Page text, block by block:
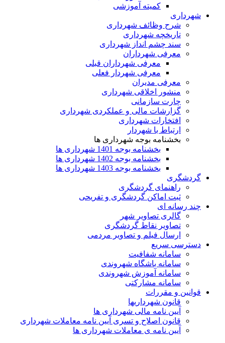
کمیته آموزشی
شهرداری
شرح وظائف شهرداری
تاریخچه شهرداری
سند چشم انداز شهرداری
معرفی شهرداران
معرفی شهرداران قبلی
معرفی شهردار فعلی
معرفی مدیران
منشور اخلاقی شهرداری
چارت سازمانی
گزارشات مالی و عملکردی شهرداری
افتخارات شهرداری
ارتباط با شهردار
بخشنامه بوجه شهرداری ها
بخشنامه بوجه 1401 شهرداری ها
بخشنامه بوجه 1402 شهرداری ها
بخشنامه بوجه 1403 شهرداری ها
گردشگری
راهنمای گردشگری
ثبت اماکن گردشگری و تفریحی
چند رسانه ای
گالری تصاویر شهر
تصاویر نقاط گردشگری
ارسال فیلم و تصاویر مردمی
دسترسی سریع
سامانه شفافیت
سامانه باشگاه شهروندی
سامانه آموزش شهروندی
سامانه مشارکتی
قوانین و مقررات
قانون شهرداریها
آیین نامه مالی شهرداری ها
قانون اصلاح و تسری آیین نامه معاملات شهرداری
آیین نامه ی معاملات شهرداری ها